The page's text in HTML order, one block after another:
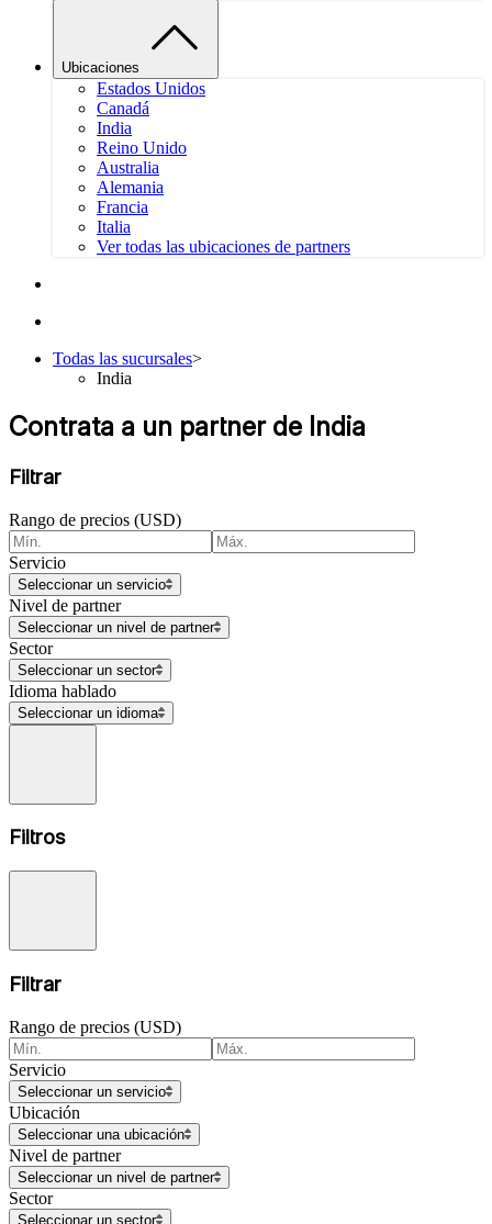
Ubicaciones
Estados Unidos
Canadá
India
Reino Unido
Australia
Alemania
Francia
Italia
Ver todas las ubicaciones de partners
Todas las sucursales>
India
Contrata a un partner de India
Filtrar
Rango de precios (USD)
Servicio
Seleccionar un servicio
Nivel de partner
Seleccionar un nivel de partner
Sector
Seleccionar un sector
Idioma hablado
Seleccionar un idioma
Filtros
Filtrar
Rango de precios (USD)
Servicio
Seleccionar un servicio
Ubicación
Seleccionar una ubicación
Nivel de partner
Seleccionar un nivel de partner
Sector
Seleccionar un sector